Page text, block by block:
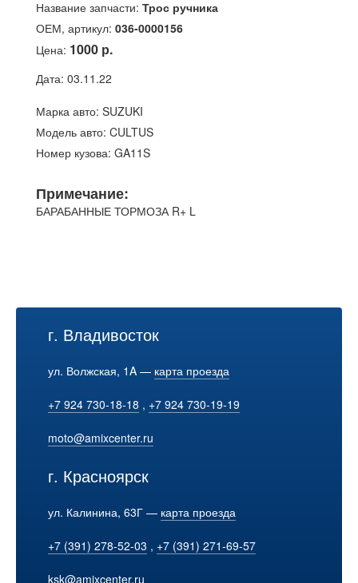
Название запчасти: Трос ручника
ОЕМ, артикул: 036-0000156
Цена: 1000 р.
Дата: 03.11.22
Марка авто: SUZUKI
Модель авто: CULTUS
Номер кузова: GA11S
Примечание:
БАРАБАННЫЕ ТОРМОЗА R+ L
г. Владивосток
ул. Волжская, 1A — карта проезда
+7 924 730-18-18 , +7 924 730-19-19
moto@amixcenter.ru
г. Красноярск
ул. Калинина, 63Г — карта проезда
+7 (391) 278-52-03 , +7 (391) 271-69-57
ksk@amixcenter.ru